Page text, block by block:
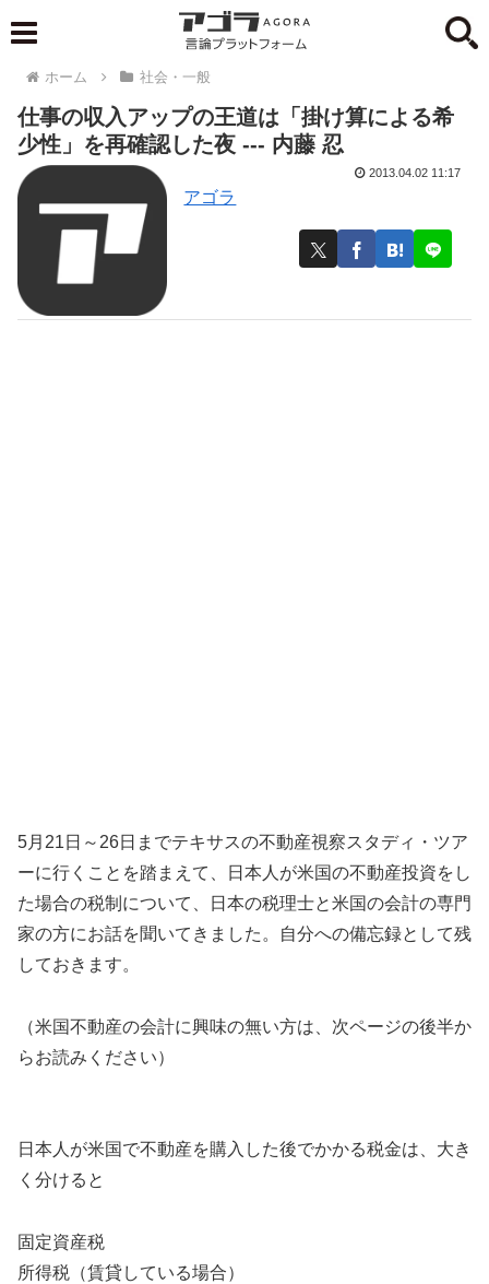
ホーム 社会・一般
仕事の収入アップの王道は「掛け算による希
少性」を再確認した夜 --- 内藤 忍
アゴラ
2013.04.02 11:17
5月21日～26日までテキサスの不動産視察スタディ・ツア
ーに行くことを踏まえて、日本人が米国の不動産投資をし
た場合の税制について、日本の税理士と米国の会計の専門
家の方にお話を聞いてきました。自分への備忘録として残
しておきます。
（米国不動産の会計に興味の無い方は、次ページの後半か
らお読みください）
日本人が米国で不動産を購入した後でかかる税金は、大き
く分けると
固定資産税
所得税（賃貸している場合）